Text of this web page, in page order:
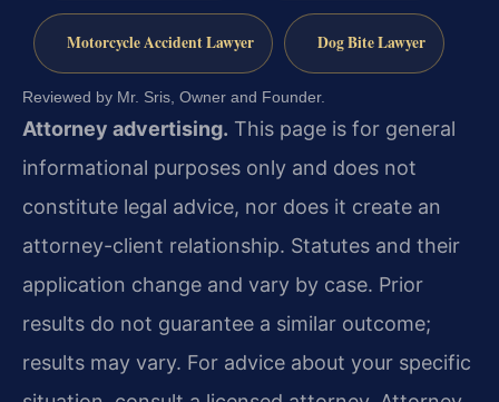
Motorcycle Accident Lawyer Dog Bite Lawyer
Reviewed by Mr. Sris, Owner and Founder.
Attorney advertising. This page is for general
informational purposes only and does not
constitute legal advice, nor does it create an
attorney-client relationship. Statutes and their
application change and vary by case. Prior
results do not guarantee a similar outcome;
results may vary. For advice about your specific